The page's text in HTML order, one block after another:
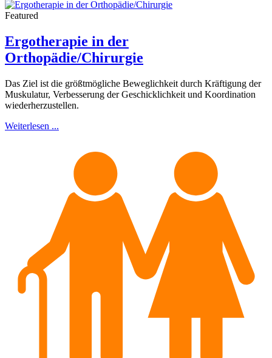
Featured
Ergotherapie in der
Orthopädie/Chirurgie
Das Ziel ist die größtmögliche Beweglichkeit durch Kräftigung der
Muskulatur, Verbesserung der Geschicklichkeit und Koordination
wiederherzustellen.
Weiterlesen ...